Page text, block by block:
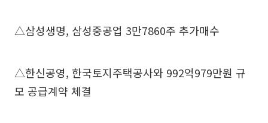
△삼성생명, 삼성중공업 3만7860주 추가매수
△한신공영, 한국토지주택공사와 992억979만원 규
모 공급계약 체결